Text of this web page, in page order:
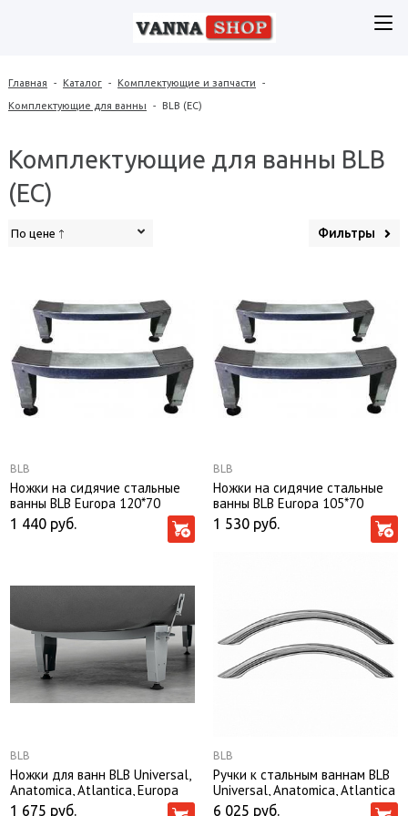
Главная - Каталог - Комплектующие и запчасти -
Комплектующие для ванны - BLB (ЕС)
Комплектующие для ванны BLB
(ЕС)
По цене Фильтры
BLB
Ножки на сидячие стальные
ванны BLB Europa 120*70
1 440 руб.
BLB
Ножки на сидячие стальные
ванны BLB Europa 105*70
1 530 руб.
BLB
Ножки для ванн BLB Universal,
Anatomica, Atlantica, Europa
1 675 руб.
BLB
Ручки к стальным ваннам BLB
Universal, Anatomica, Atlantica
6 025 руб.